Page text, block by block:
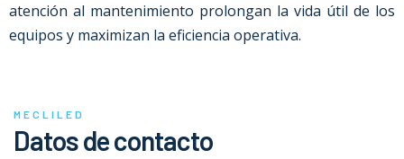
atención al mantenimiento prolongan la vida útil de los
equipos y maximizan la eficiencia operativa.
MECLILED
Datos de contacto